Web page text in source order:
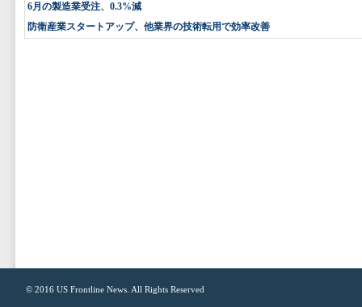
6月の製造業受注、0.3%減
防衛産業スタートアップ、他業界の技術転用で効率改善
© 2016 US Frontline News . All Rights Reserved